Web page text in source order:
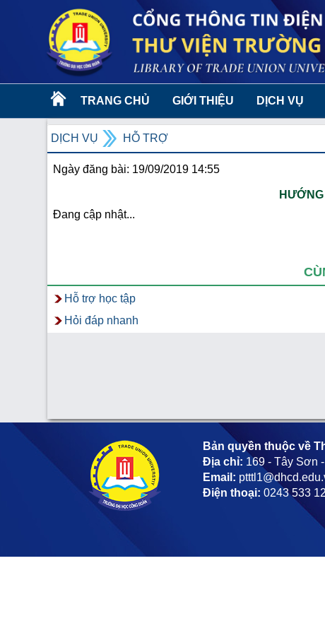
TRANG CHỦ GIỚI THIỆU DỊCH VỤ
DỊCH VỤ HỖ TRỢ
Ngày đăng bài: 19/09/2019 14:55
Đang cập nhật...
Hỗ trợ học tập
Hỏi đáp nhanh
Bản quyền thuộc về
Địa chỉ: 169 - Tây Sơn
Email:
Điện thoại: 0243 533